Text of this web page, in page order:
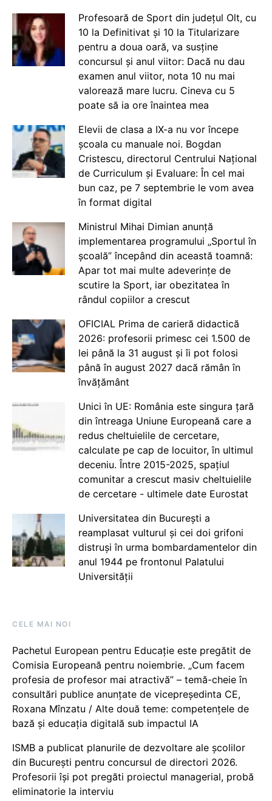
Profesoară de Sport din județul Olt, cu
10 la Definitivat și 10 la Titularizare
pentru a doua oară, va susține
concursul și anul viitor: Dacă nu dau
examen anul viitor, nota 10 nu mai
valorează mare lucru. Cineva cu 5
poate să ia ore înaintea mea
Elevii de clasa a IX-a nu vor începe
școala cu manuale noi. Bogdan
Cristescu, directorul Centrului Național
de Curriculum și Evaluare: În cel mai
bun caz, pe 7 septembrie le vom avea
în format digital
Ministrul Mihai Dimian anunță
implementarea programului „Sportul în
școală” începând din această toamnă:
Apar tot mai multe adeverințe de
scutire la Sport, iar obezitatea în
rândul copiilor a crescut
OFICIAL Prima de carieră didactică
2026: profesorii primesc cei 1.500 de
lei până la 31 august și îi pot folosi
până în august 2027 dacă rămân în
învățământ
Unici în UE: România este singura țară
din întreaga Uniune Europeană care a
redus cheltuielile de cercetare,
calculate pe cap de locuitor, în ultimul
deceniu. Între 2015-2025, spațiul
comunitar a crescut masiv cheltuielile
de cercetare - ultimele date Eurostat
Universitatea din București a
reamplasat vulturul și cei doi grifoni
distruși în urma bombardamentelor din
anul 1944 pe frontonul Palatului
Universității
CELE MAI NOI
Pachetul European pentru Educație este pregătit de
Comisia Europeană pentru noiembrie. „Cum facem
profesia de profesor mai atractivă” – temă-cheie în
consultări publice anunțate de vicepreședinta CE,
Roxana Mînzatu / Alte două teme: competențele de
bază și educația digitală sub impactul IA
ISMB a publicat planurile de dezvoltare ale școlilor
din București pentru concursul de directori 2026.
Profesorii își pot pregăti proiectul managerial, probă
eliminatorie la interviu